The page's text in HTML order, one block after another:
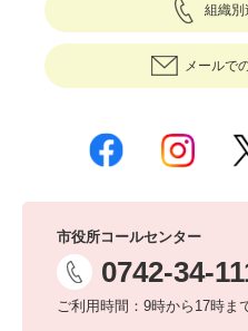
組織別
メールで
市役所コールセンター
0742-34-
ご利用時間：9時から17時ま